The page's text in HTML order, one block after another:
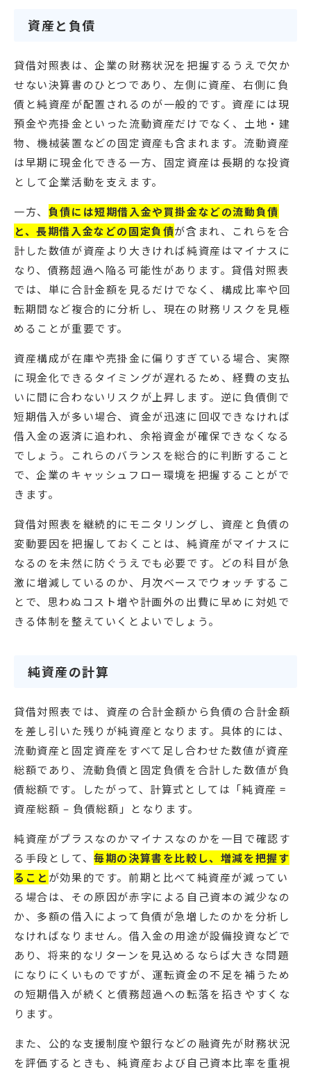
資産と負債
貸借対照表は、企業の財務状況を把握するうえで欠か
せない決算書のひとつであり、左側に資産、右側に負
債と純資産が配置されるのが一般的です。資産には現
預金や売掛金といった流動資産だけでなく、土地・建
物、機械装置などの固定資産も含まれます。流動資産
は早期に現金化できる一方、固定資産は長期的な投資
として企業活動を支えます。
一方、 負債には短期借入金や買掛金などの流動負債
と、長期借入金などの固定負債が含まれ、これらを合
計した数値が資産より大きければ純資産はマイナスに
なり、債務超過へ陥る可能性があります。貸借対照表
では、単に合計金額を見るだけでなく、構成比率や回
転期間など複合的に分析し、現在の財務リスクを見極
めることが重要です。
資産構成が在庫や売掛金に偏りすぎている場合、実際
に現金化できるタイミングが遅れるため、経費の支払
いに間に合わないリスクが上昇します。逆に負債側で
短期借入が多い場合、資金が迅速に回収できなければ
借入金の返済に追われ、余裕資金が確保できなくなる
でしょう。これらのバランスを総合的に判断すること
で、企業のキャッシュフロー環境を把握することがで
きます。
貸借対照表を継続的にモニタリングし、資産と負債の
変動要因を把握しておくことは、純資産がマイナスに
なるのを未然に防ぐうえでも必要です。どの科目が急
激に増減しているのか、月次ベースでウォッチするこ
とで、思わぬコスト増や計画外の出費に早めに対処で
きる体制を整えていくとよいでしょう。
純資産の計算
貸借対照表では、資産の合計金額から負債の合計金額
を差し引いた残りが純資産となります。具体的には、
流動資産と固定資産をすべて足し合わせた数値が資産
総額であり、流動負債と固定負債を合計した数値が負
債総額です。したがって、計算式としては「純資産 =
資産総額 – 負債総額」となります。
純資産がプラスなのかマイナスなのかを一目で確認す
る手段として、毎期の決算書を比較し、増減を把握す
ること が効果的です。前期と比べて純資産が減ってい
る場合は、その原因が赤字による自己資本の減少なの
か、多額の借入によって負債が急増したのかを分析し
なければなりません。借入金の用途が設備投資などで
あり、将来的なリターンを見込めるならば大きな問題
になりにくいものですが、運転資金の不足を補うため
の短期借入が続くと債務超過への転落を招きやすくな
ります。
また、公的な支援制度や銀行などの融資先が財務状況
を評価するときも、純資産および自己資本比率を重視